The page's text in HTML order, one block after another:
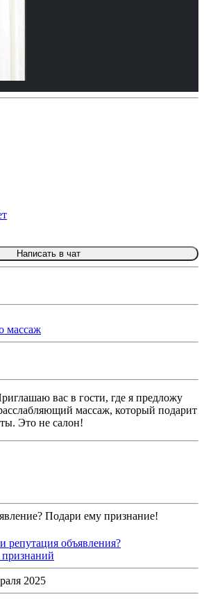
Написать в чат
массаж
вас в гости, где я предложу
массаж, который подарит
Это не салон!
Подари ему признание!
репутация объявления?
2025